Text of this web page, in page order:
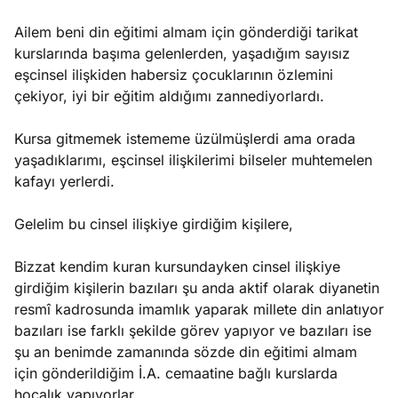
Ailem beni din eğitimi almam için gönderdiği tarikat
kurslarında başıma gelenlerden, yaşadığım sayısız
eşcinsel ilişkiden habersiz çocuklarının özlemini
çekiyor, iyi bir eğitim aldığımı zannediyorlardı.
Kursa gitmemek istememe üzülmüşlerdi ama orada
yaşadıklarımı, eşcinsel ilişkilerimi bilseler muhtemelen
kafayı yerlerdi.
Gelelim bu cinsel ilişkiye girdiğim kişilere,
Bizzat kendim kuran kursundayken cinsel ilişkiye
girdiğim kişilerin bazıları şu anda aktif olarak diyanetin
resmî kadrosunda imamlık yaparak millete din anlatıyor
bazıları ise farklı şekilde görev yapıyor ve bazıları ise
şu an benimde zamanında sözde din eğitimi almam
için gönderildiğim İ.A. cemaatine bağlı kurslarda
hocalık yapıyorlar.